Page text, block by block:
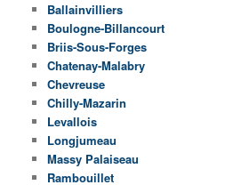
Ballainvilliers
Boulogne-Billancourt
Briis-Sous-Forges
Chatenay-Malabry
Chevreuse
Chilly-Mazarin
Levallois
Longjumeau
Massy Palaiseau
Rambouillet